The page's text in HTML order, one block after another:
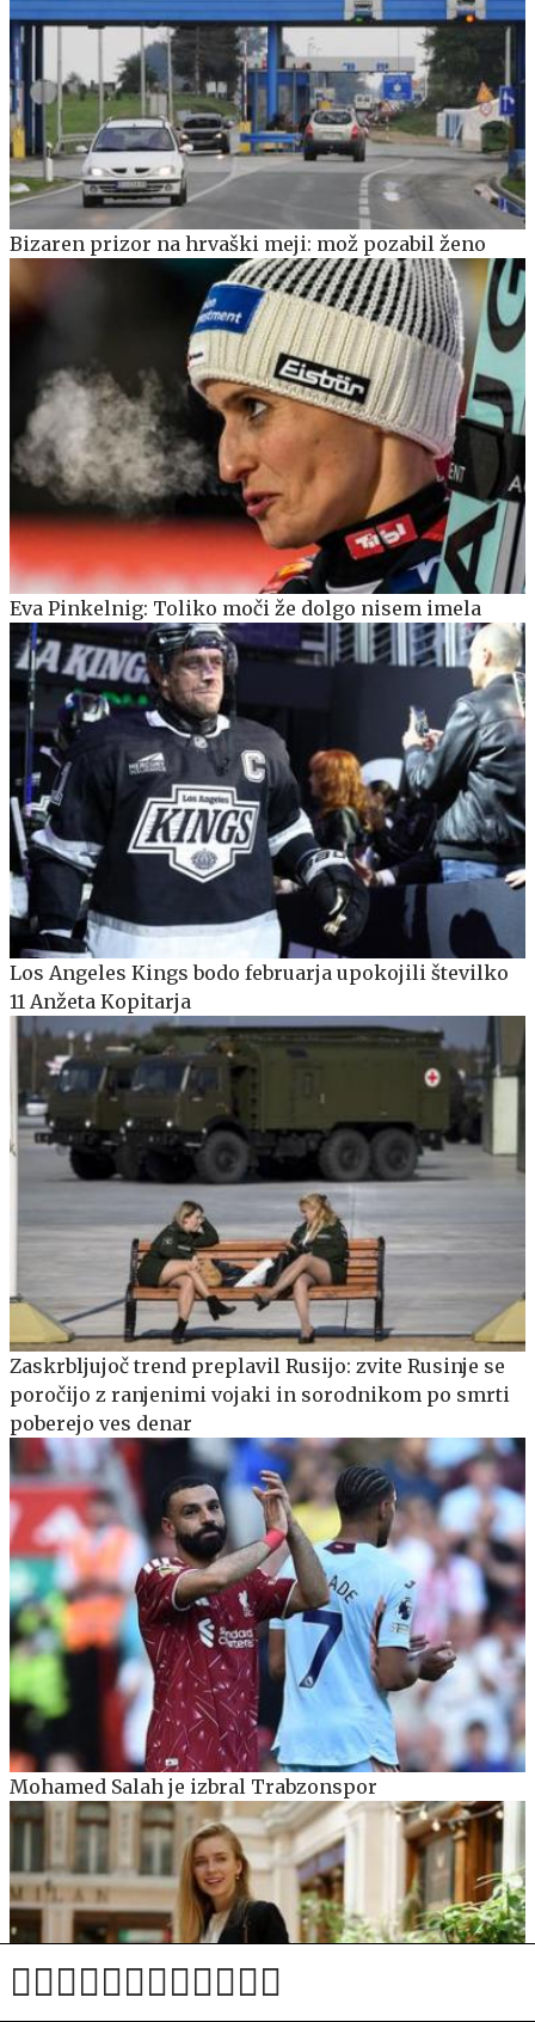
Bizaren prizor na hrvaški meji: mož pozabil ženo
Eva Pinkelnig: Toliko moči že dolgo nisem imela
Los Angeles Kings bodo februarja upokojili številko
11 Anžeta Kopitarja
Zaskrbljujoč trend preplavil Rusijo: zvite Rusinje se
poročijo z ranjenimi vojaki in sorodnikom po smrti
poberejo ves denar
Mohamed Salah je izbral Trabzonspor